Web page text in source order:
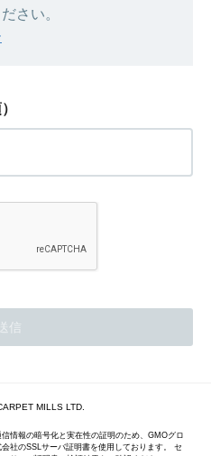
さい。
MILLS LTD.
情報の暗号化と実在性の証明のため、GMOグロ
社のSSLサーバ証明書を使用しております。 セ